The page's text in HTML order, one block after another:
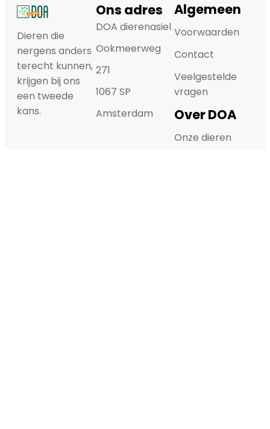
Dieren die
nergens anders
terecht kunnen,
krijgen bij ons
een tweede
kans.
Ons adres
DOA dierenasiel
Ookmeerweg
271
1067 SP
Amsterdam
Algemeen
Voorwaarden
Contact
Veelgestelde
vragen
Over DOA
Onze dieren